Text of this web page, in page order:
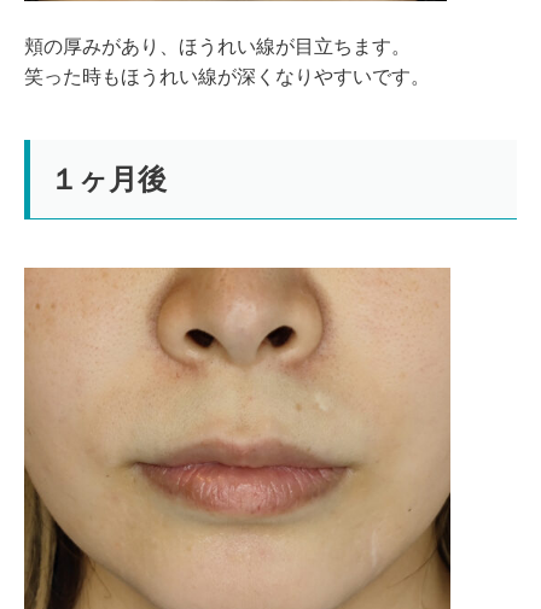
頬の厚みがあり、ほうれい線が目立ちます。
笑った時もほうれい線が深くなりやすいです。
１ヶ月後